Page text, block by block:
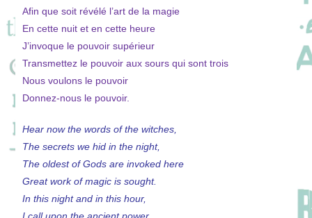
Afin que soit révélé l’art de la magie
En cette nuit et en cette heure
J’invoque le pouvoir supérieur
Transmettez le pouvoir aux sours qui sont trois
Nous voulons le pouvoir
Donnez-nous le pouvoir.
Hear now the words of the witches,
The secrets we hid in the night,
The oldest of Gods are invoked here
Great work of magic is sought.
In this night and in this hour,